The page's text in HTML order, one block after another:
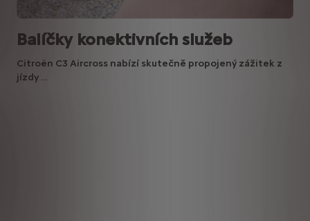
Balíčky konektivních služeb
Citroën C3 Aircross nabízí skutečně propojený zážitek z
jízdy …